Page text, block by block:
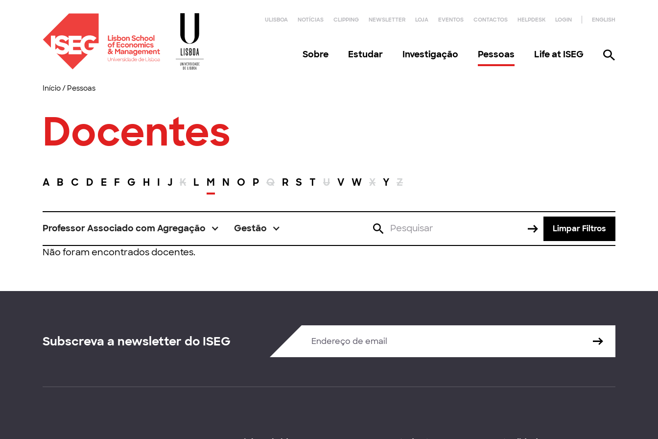
ULISBOA NOTÍCIAS CLIPPING NEWSLETTER LOJA EVENTOS CONTACTOS HELPDESK LOGIN ENGLISH
Sobre Estudar Investigação Pessoas Life at ISEG
Início/ Pessoas
Docentes
A B C D E F G H I J K L M N O P Q R S T U V W X Y Z
Professor Associado com Agregação Gestão Limpar Filtros
Não foram encontrados docentes.
Subscreva a newsletter do ISEG